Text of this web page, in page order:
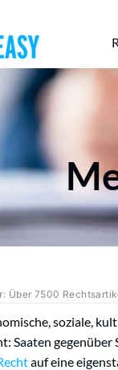
Über 7500
soziale,
Saaten gegenüber
auf eine